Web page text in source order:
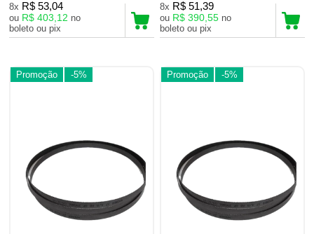
8x R$ 53,04
ou R$ 403,12 no
boleto ou pix
8x R$ 51,39
ou R$ 390,55 no
boleto ou pix
Promoção -5% Promoção -5%